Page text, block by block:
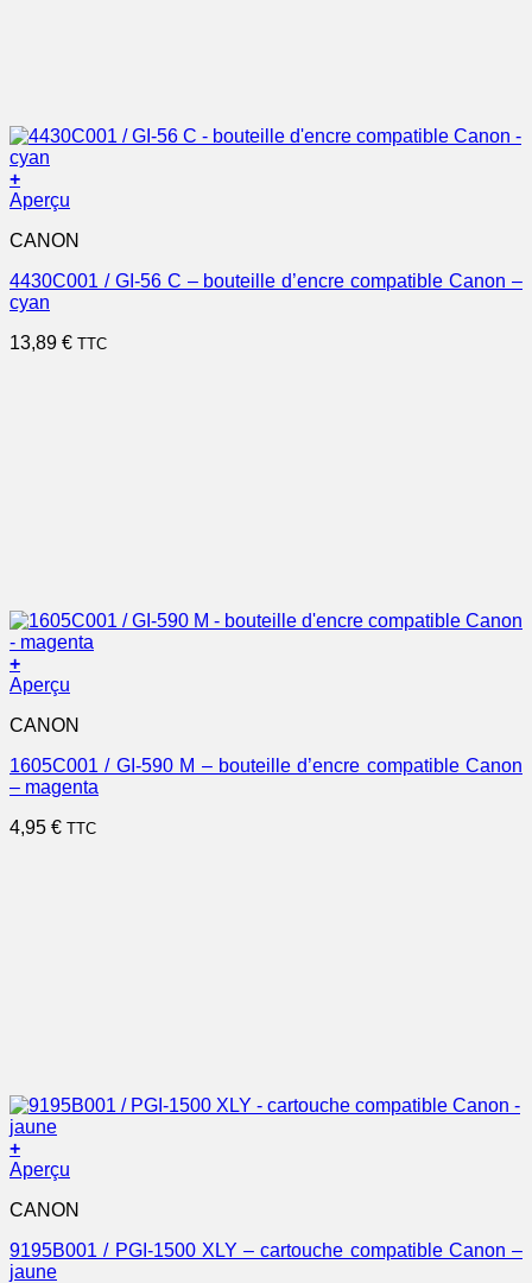
+
Aperçu
CANON
4430C001 / GI-56 C – bouteille d’encre compatible Canon –
cyan
13,89 € TTC
+
Aperçu
CANON
1605C001 / GI-590 M – bouteille d’encre compatible Canon
– magenta
4,95 € TTC
+
Aperçu
CANON
9195B001 / PGI-1500 XLY – cartouche compatible Canon –
jaune